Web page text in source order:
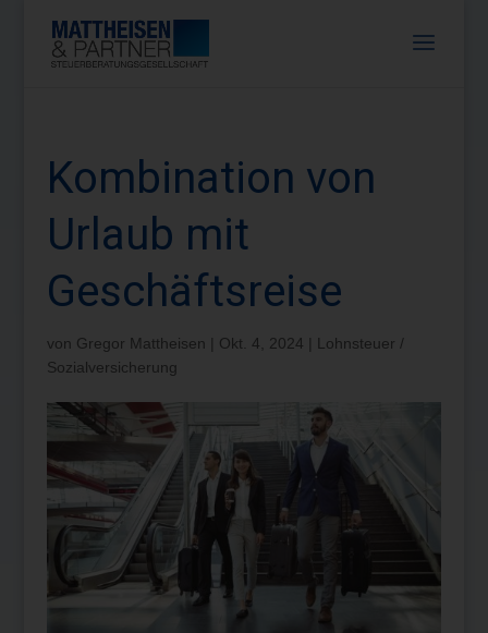
Kombination von
Urlaub mit
Geschäftsreise
von Gregor Mattheisen Okt. 4, 2024
Lohnsteuer /
Sozialversicherung